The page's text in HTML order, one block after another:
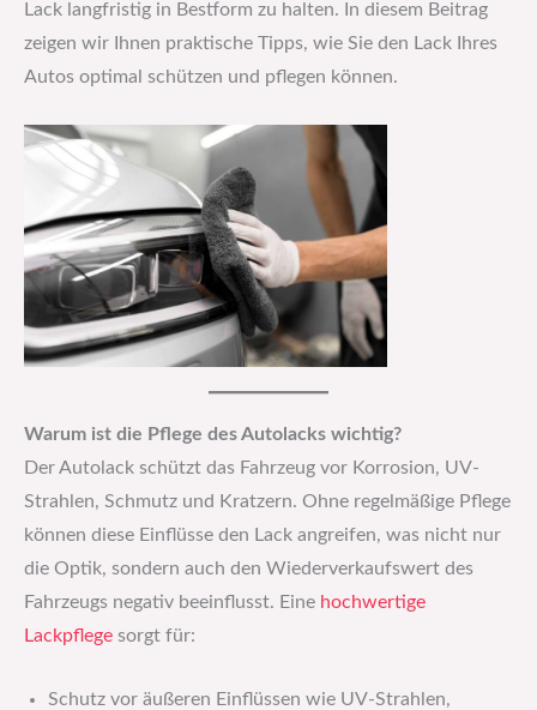
Lack langfristig in Bestform zu halten. In diesem Beitrag
zeigen wir Ihnen praktische Tipps, wie Sie den Lack Ihres
Autos optimal schützen und pflegen können.
Warum ist die Pflege des Autolacks wichtig?
Der Autolack schützt das Fahrzeug vor Korrosion, UV-
Strahlen, Schmutz und Kratzern. Ohne regelmäßige Pflege
können diese Einflüsse den Lack angreifen, was nicht nur
die Optik, sondern auch den Wiederverkaufswert des
Fahrzeugs negativ beeinflusst. Eine hochwertige
Lackpflege sorgt für:
Schutz vor äußeren Einflüssen wie UV-Strahlen,